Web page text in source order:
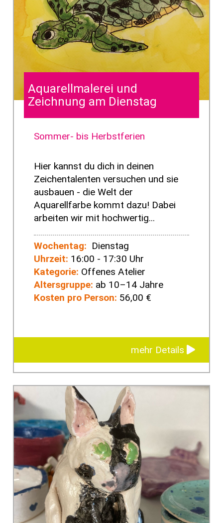
Aquarellmalerei und
Zeichnung am Dienstag
Sommer- bis Herbstferien
Hier kannst du dich in deinen
Zeichentalenten versuchen und sie
ausbauen - die Welt der
Aquarellfarbe kommt dazu! Dabei
arbeiten wir mit hochwertig...
Wochentag: Dienstag
Uhrzeit: 16:00 - 17:30 Uhr
Kategorie: Offenes Atelier
Altersgruppe: ab 10–14 Jahre
Kosten pro Person: 56,00 €
mehr Details